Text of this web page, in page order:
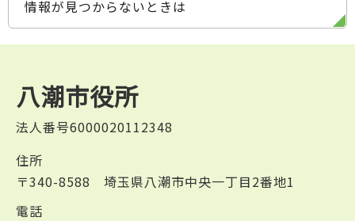
情報が見つからないときは
八潮市役所
法人番号6000020112348
住所
〒340-8588 埼玉県八潮市中央一丁目2番地1
電話